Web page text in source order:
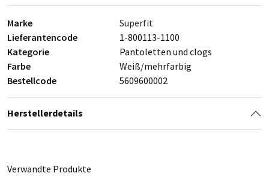
Marke
Superfit
Lieferantencode
1-800113-1100
Kategorie
Pantoletten und clogs
Farbe
Weiß/mehrfarbig
Bestellcode
5609600002
Herstellerdetails
Verwandte Produkte